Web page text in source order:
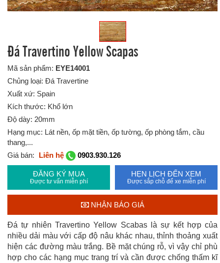
Đá Travertino Yellow Scapas
Mã sản phẩm: EYE14001
Chủng loại: Đá Travertine
Xuất xứ: Spain
Kích thước: Khổ lớn
Độ dày: 20mm
Hạng mục: Lát nền, ốp mặt tiền, ốp tường, ốp phòng tắm, cầu
thang,...
Giá bán:
Liên hệ 0903.930.126
ĐĂNG KÝ MUA
Được tư vấn miễn phí
HẸN LỊCH ĐẾN XEM
Được sắp chỗ để xe miễn phí
NHẬN BÁO GIÁ
Đá tự nhiên Travertino Yellow Scabas là sự kết hợp của
nhiều dải màu với cấp độ nâu khác nhau, thỉnh thoảng xuất
hiện các đường màu trắng. Bề mặt chúng rỗ, vì vậy chỉ phù
hợp cho các hạng mục trang trí và cần được chống thấm kĩ